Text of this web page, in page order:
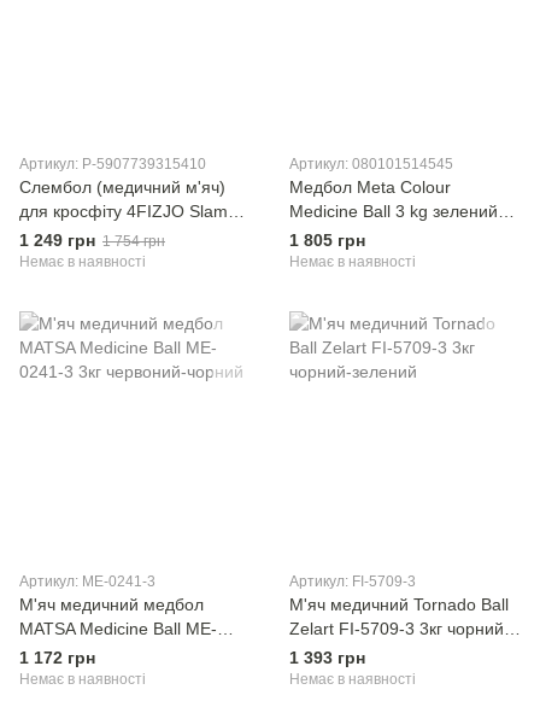
Артикул: P-5907739315410
Слембол (медичний м'яч)
для кросфіту 4FIZJO Slam
Ball 3 кг Black (P-
5907739315410)
1 249 грн 1 754 грн
Немає в наявності
Артикул: 080101514545
Медбол Meta Colour
Medicine Ball 3 kg зелений
Уні 23 см
1 805 грн
Немає в наявності
Артикул: ME-0241-3
М'яч медичний медбол
MATSA Medicine Ball ME-
0241-3 3кг червоний-чорний
1 172 грн
Немає в наявності
Артикул: FI-5709-3
М'яч медичний Tornado Ball
Zelart FI-5709-3 3кг чорний-
зелений
1 393 грн
Немає в наявності